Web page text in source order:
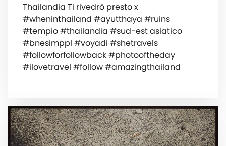
Thailandia Ti rivedrò presto x
#wheninthailand #ayutthaya #ruins
#tempio #thailandia #sud-est asiatico
#bnesimppl #voyadi #shetravels
#followforfollowback #photooftheday
#ilovetravel #follow #amazingthailand